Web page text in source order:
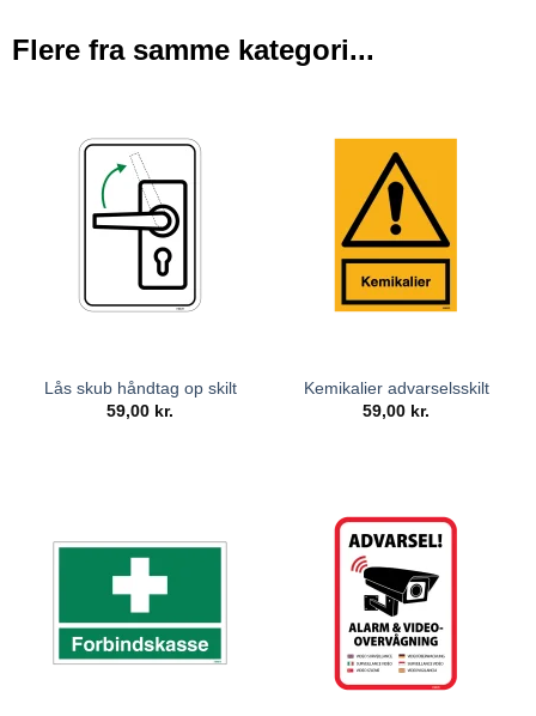
Flere fra samme kategori...
Lås skub håndtag op skilt
59,00 kr.
Kemikalier advarselsskilt
59,00 kr.